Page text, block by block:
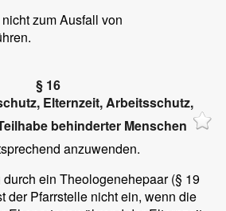
zum Ausfall von
§ 16
Elternzeit, Arbeitsschutz,
behinderter Menschen
anzuwenden.
ein Theologenehepaar (§ 19
der Pfarrstelle nicht ein, wenn die